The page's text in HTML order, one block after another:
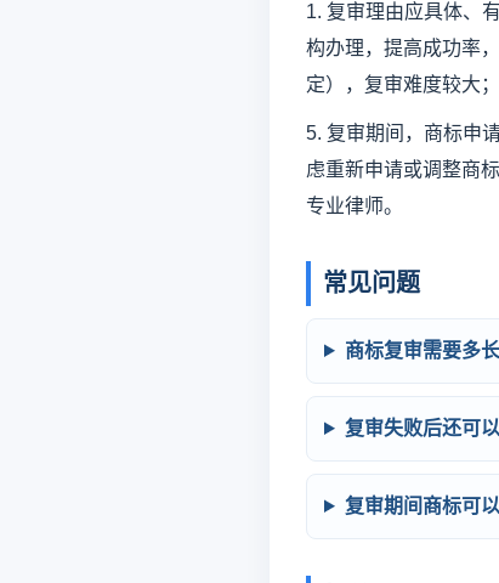
1. 复审理由应具体、
构办理，提高成功率
定），复审难度较大
5. 复审期间，商标申
虑重新申请或调整商
专业律师。
常见问题
商标复审需要多长
复审失败后还可
复审期间商标可以